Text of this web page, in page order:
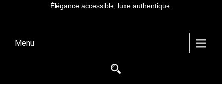
Élégance accessible, luxe authentique.
Menu